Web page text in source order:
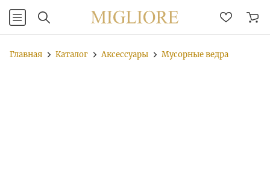
Главная Каталог Аксессуары Мусорные ведра